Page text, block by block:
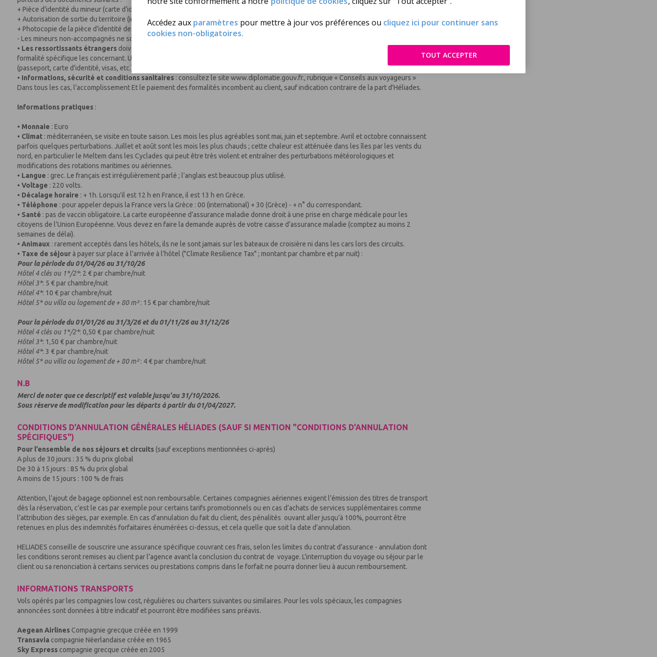
Accédez aux paramètres pour mettre à jour vos préférences ou cliquez ici pour continuer sans
cookies non-obligatoires.
TOUT ACCEPTER
+ Pièce d’identité du mineur (carte d’identité ou passeport selon règlementation du pays de destination)
+ Autorisation de sortie du territoire (imprimé Cerfa Nº 15646*01 disponible sur service-public.fr)
+ Photocopie de la pièce d’identité de la personne détentrice de l’autorité parentale signataire de l’autorisation de sortie du territoire
- Les mineurs non-accompagnés ne sont pas acceptés sur nos séjours.
• Les ressortissants étrangers doivent consulter le consulat de la destination choisie et doivent accomplir, à leur charge, toute
formalité spécifique les concernant. Un passager qui ne pourrait pas embarquer sur un vol faute de présenter les documents exigés
(passeport, carte d’identité, visas, etc.) ne pourrait prétendre à aucun remboursement.
• Informations, sécurité et conditions sanitaires : consultez le site www.diplomatie.gouv.fr., rubrique « Conseils aux voyageurs »
Dans tous les cas, l’accomplissement Et le paiement des formalités incombent au client, sauf indication contraire de la part d’Héliades.
Informations pratiques :
• Monnaie : Euro
• Climat : méditerranéen, se visite en toute saison. Les mois les plus agréables sont mai, juin et septembre. Avril et octobre connaissent
parfois quelques perturbations. Juillet et août sont les mois les plus chauds ; cette chaleur est atténuée dans les îles par les vents du
nord, en particulier le Meltem dans les Cyclades qui peut être très violent et entraîner des perturbations météorologiques et
modifications des rotations maritimes ou aériennes.
• Langue : grec. Le français est irrégulièrement parlé ; l’anglais est beaucoup plus utilisé.
• Voltage : 220 volts.
• Décalage horaire : + 1h. Lorsqu’il est 12 h en France, il est 13 h en Grèce.
• Téléphone : pour appeler depuis la France vers la Grèce : 00 (international) + 30 (Grèce) - + n° du correspondant.
• Santé : pas de vaccin obligatoire. La carte européenne d’assurance maladie donne droit à une prise en charge médicale pour les
citoyens de l’Union Européenne. Vous devez en faire la demande auprès de votre caisse d’assurance maladie (comptez au moins 2
semaines de délai).
• Animaux : rarement acceptés dans les hôtels, ils ne le sont jamais sur les bateaux de croisière ni dans les cars lors des circuits.
• Taxe de séjour à payer sur place à l'arrivée à l'hôtel ("Climate Resilience Tax" ; montant par chambre et par nuit) :
Pour la période du 01/04/26 au 31/10/26
Hôtel 4 clés ou 1*/2*: 2 € par chambre/nuit
Hôtel 3*: 5 € par chambre/nuit
Hôtel 4*: 10 € par chambre/nuit
Hôtel 5* ou villa ou logement de + 80 m²: 15 € par chambre/nuit
Pour la période du 01/01/26 au 31/3/26 et du 01/11/26 au 31/12/26
Hôtel 4 clés ou 1*/2*: 0,50 € par chambre/nuit
Hôtel 3*: 1,50 € par chambre/nuit
Hôtel 4*: 3 € par chambre/nuit
Hôtel 5* ou villa ou logement de + 80 m²: 4 € par chambre/nuit
N.B
Merci de noter que ce descriptif est valable jusqu'au 31/10/2026.
Sous réserve de modification pour les départs à partir du 01/04/2027.
CONDITIONS D'ANNULATION GÉNÉRALES HÉLIADES (SAUF SI MENTION "CONDITIONS D'ANNULATION
SPÉCIFIQUES")
Pour l’ensemble de nos séjours et circuits(sauf exceptions mentionnées ci-après)
A plus de 30 jours : 35 % du prix global
De 30 à 15 jours : 85 % du prix global
A moins de 15 jours : 100 % de frais
Attention, l’ajout de bagage optionnel est non remboursable. Certaines compagnies aériennes exigent l’émission des titres de transport
dès la réservation, c’est le cas par exemple pour certains tarifs promotionnels ou en cas d’achats de services supplémentaires comme
l’attribution des sièges, par exemple. En cas d’annulation du fait du client, des pénalités ouvant aller jusqu’à 100%, pourront être
retenues en plus des indemnités forfaitaires énumérées ci-dessus, et cela quelle que soit la date d’annulation.
HELIADES conseille de souscrire une assurance spécifique couvrant ces frais, selon les limites du contrat d’assurance - annulation dont
les conditions seront remises au client par l’agence avant la conclusion du contrat de voyage. L’interruption du voyage ou séjour par le
client ou sa renonciation à certains services ou prestations compris dans le forfait ne pourra donner lieu à aucun remboursement.
INFORMATIONS TRANSPORTS
Vols opérés par les compagnies low cost, régulières ou charters suivantes ou similaires. Pour les vols spéciaux, les compagnies
annoncées sont données à titre indicatif et pourront être modifiées sans préavis.
Aegean Airlines Compagnie grecque créée en 1999
Transavia compagnie Néerlandaise créée en 1965
Sky Express compagnie grecque créée en 2005